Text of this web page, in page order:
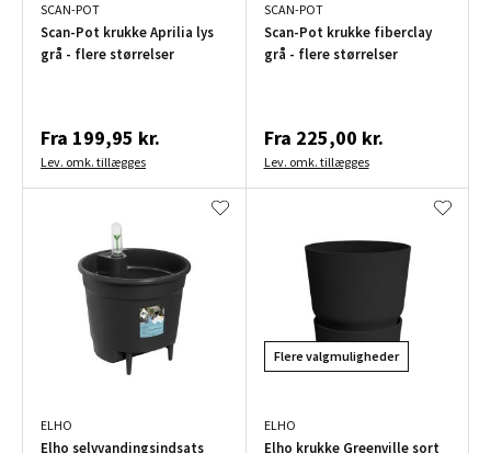
SCAN-POT
Scan-Pot krukke Aprilia lys
grå - flere størrelser
Fra 199,95 kr.
Lev. omk. tillægges
SCAN-POT
Scan-Pot krukke fiberclay
grå - flere størrelser
Fra 225,00 kr.
Lev. omk. tillægges
ELHO
Elho selvvandingsindsats
Flere valgmuligheder
ELHO
Elho krukke Greenville sort